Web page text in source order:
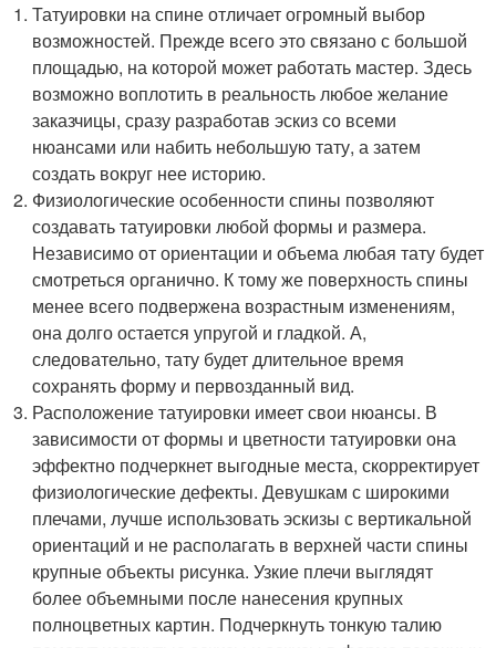
Татуировки на спине отличает огромный выбор
возможностей. Прежде всего это связано с большой
площадью, на которой может работать мастер. Здесь
возможно воплотить в реальность любое желание
заказчицы, сразу разработав эскиз со всеми
нюансами или набить небольшую тату, а затем
создать вокруг нее историю.
Физиологические особенности спины позволяют
создавать татуировки любой формы и размера.
Независимо от ориентации и объема любая тату будет
смотреться органично. К тому же поверхность спины
менее всего подвержена возрастным изменениям,
она долго остается упругой и гладкой. А,
следовательно, тату будет длительное время
сохранять форму и первозданный вид.
Расположение татуировки имеет свои нюансы. В
зависимости от формы и цветности татуировки она
эффектно подчеркнет выгодные места, скорректирует
физиологические дефекты. Девушкам с широкими
плечами, лучше использовать эскизы с вертикальной
ориентаций и не располагать в верхней части спины
крупные объекты рисунка. Узкие плечи выглядят
более объемными после нанесения крупных
полноцветных картин. Подчеркнуть тонкую талию